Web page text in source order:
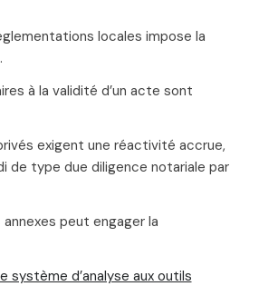
locales impose la
à la validité d’un acte sont
exigent une réactivité accrue,
de type due diligence notariale par
peut engager la
système d’analyse aux outils